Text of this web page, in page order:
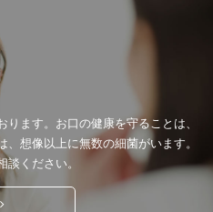
ます。お口の健康を守ることは、
想像以上に無数の細菌がいます。
ください。